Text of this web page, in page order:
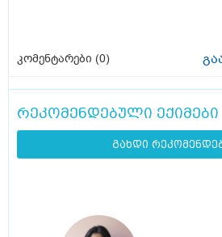
კომენტარები (0)
რეკომენდებული ექიმები
გახდი